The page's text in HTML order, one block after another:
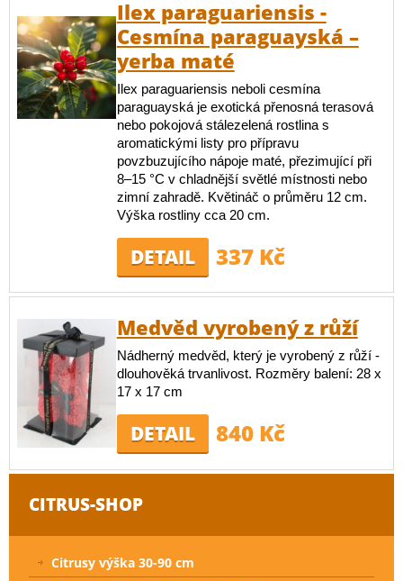
Ilex paraguariensis -
Cesmína paraguayská –
yerba maté
Ilex paraguariensis neboli cesmína
paraguayská je exotická přenosná terasová
nebo pokojová stálezelená rostlina s
aromatickými listy pro přípravu
povzbuzujícího nápoje maté, přezimující při
8–15 °C v chladnější světlé místnosti nebo
zimní zahradě. Květináč o průměru 12 cm.
Výška rostliny cca 20 cm.
DETAIL 337 Kč
Medvěd vyrobený z růží
Nádherný medvěd, který je vyrobený z růží -
dlouhověká trvanlivost. Rozměry balení: 28 x
17 x 17 cm
DETAIL 840 Kč
CITRUS-SHOP
Citrusy výška 30-90 cm